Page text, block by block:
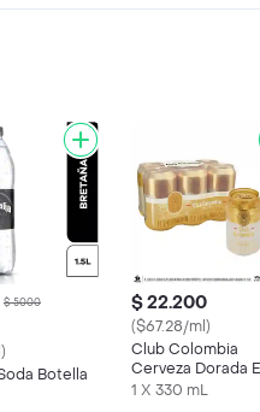
$ 5000
Botella
$ 22.200
($67.28/ml)
Club Colombia
Cerveza Dorada
Lata 330 ML X6
1 X 330 mL